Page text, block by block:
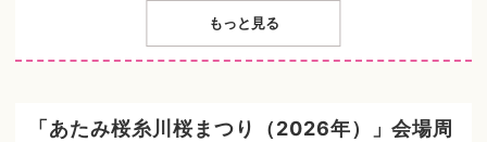
もっと見る
「あたみ桜糸川桜まつり（2026年）」会場周